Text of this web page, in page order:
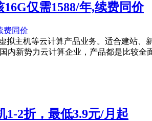
仅需1588/年,续费同价
主机等云计算产品业务。适合建站
国内新势力云计算企业，产品都是比
2折，最低3.9元/月起